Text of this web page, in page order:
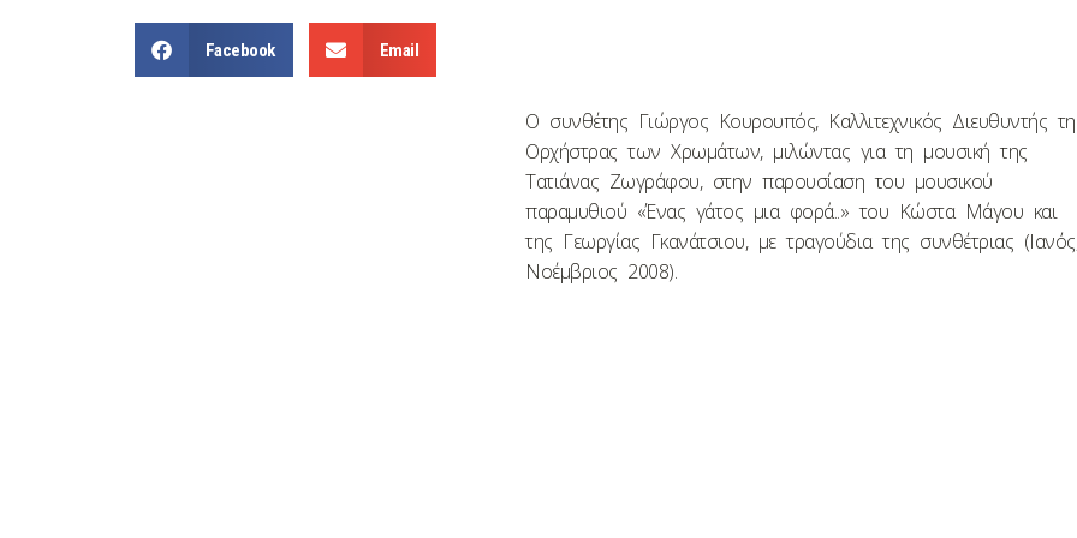
Facebook Email
Ο συνθέτης Γιώργος Κουρουπός, Καλλιτεχνικός Διευθυντής
Ορχήστρας των Χρωμάτων, μιλώντας για τη μουσική της
Τατιάνας Ζωγράφου, στην παρουσίαση του μουσικού
παραμυθιού «Ένας γάτος μια φορά..» του Κώστα Μάγου και
της Γεωργίας Γκανάτσιου, με τραγούδια της συνθέτριας (Ιανός,
Νοέμβριος 2008).